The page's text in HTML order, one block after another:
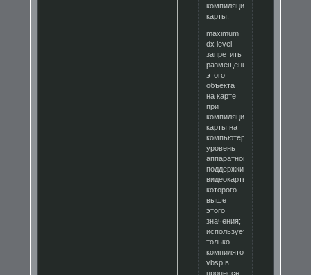
компиляции
карты;
maximum
dx level –
запретить
размещение
этого
объекта
на карте
при
компиляции
карты на
компьютере,
уровень
аппаратной
поддержки
видеокарты
которого
выше
этого
значения;
используется
только
компилятором
vbsp в
процессе